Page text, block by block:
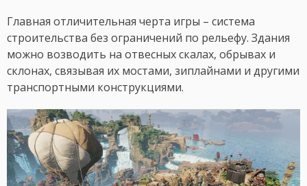
Главная отличительная черта игры – система
строительства без ограничений по рельефу. Здания
можно возводить на отвесных скалах, обрывах и
склонах, связывая их мостами, зиплайнами и другими
транспортными конструкциями.